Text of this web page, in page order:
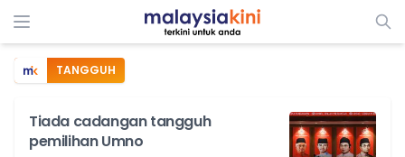
TANGGUH
Tiada cadangan tangguh
pemilihan Umno